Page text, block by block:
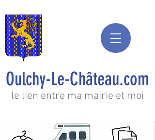
le lien entre ma mairie et moi
Oulchy-Le-Château.com